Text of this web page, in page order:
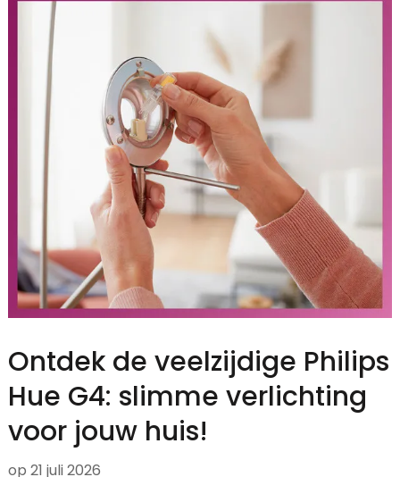
Ontdek de veelzijdige Philips
Hue G4: slimme verlichting
voor jouw huis!
op 21 juli 2026